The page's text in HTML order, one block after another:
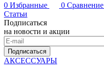
0 Избранные 0 Сравнение
Статьи
Подписаться
на новости и акции
Подписаться
АКСЕССУАРЫ